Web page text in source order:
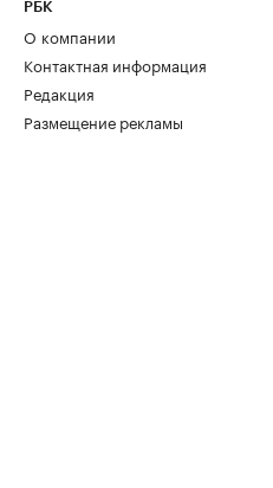
РБК
О компании
Контактная информация
Редакция
Размещение рекламы